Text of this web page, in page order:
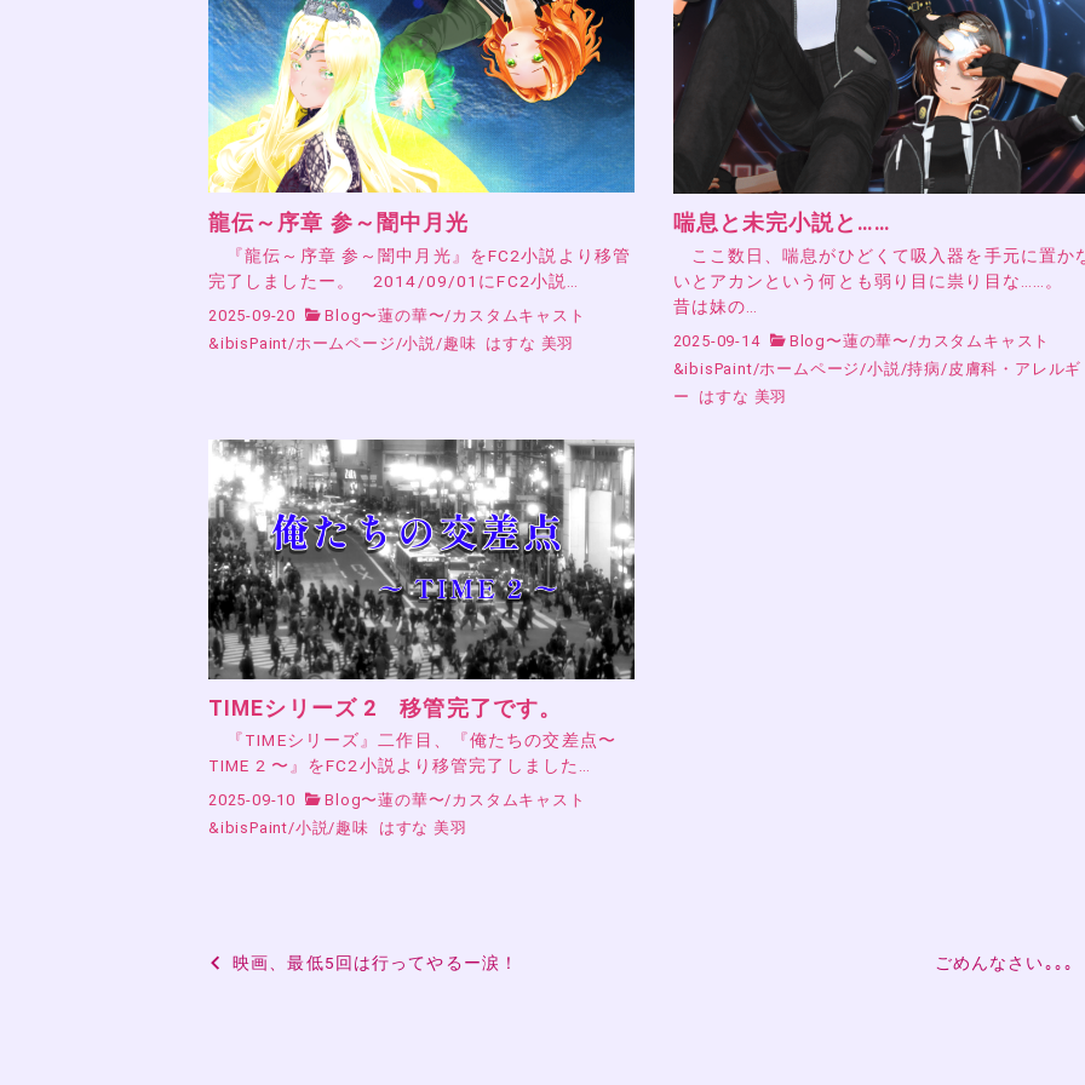
龍伝～序章 参～闇中月光
『龍伝～序章 参～闇中月光』をFC2小説より移管
完了しましたー。 2014/09/01にFC2小説…
2025-09-20 Blog〜蓮の華〜/カスタムキャスト
&ibisPaint/ホームページ /小説 /趣味 はすな 美羽
喘息と未完小説と……
ここ数日、喘息がひどくて吸入器を手元に置か
いとアカンという何とも弱り目に祟り目な……。
昔は妹の…
2025-09-14 Blog〜蓮の華〜 /カスタムキャスト
&ibisPaint/ホームページ /小説 /持病 / 皮膚科・アレルギ
ー
はすな 美羽
TIMEシリーズ 2 移管完了です。
『TIMEシリーズ』二作目、『俺たちの交差点〜
TIME 2 〜』をFC2小説より移管完了しました…
2025-09-10 Blog〜蓮の華〜/カスタムキャスト
&ibisPaint/小説/趣味 はすな 美羽
投映画、最低5回は行ってやるー涙！ ごめんなさい｡｡｡